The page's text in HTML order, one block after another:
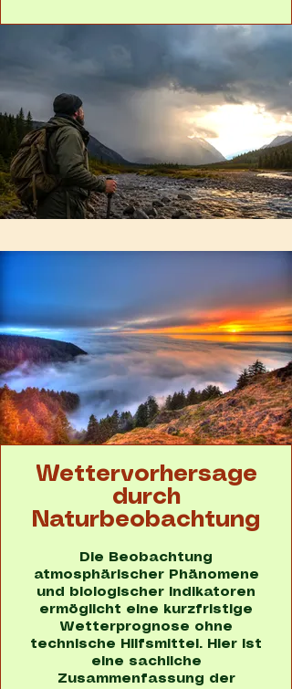
Wettervorhersage
durch
Naturbeobachtung
Die Beobachtung
atmosphärischer Phänomene
und biologischer Indikatoren
ermöglicht eine kurzfristige
Wetterprognose ohne
technische Hilfsmittel. Hier ist
eine sachliche
Zusammenfassung der